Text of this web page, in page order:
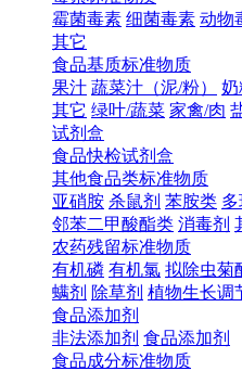
霉菌毒素 细菌毒素 动物
其它
食品基质标准物质
果汁 蔬菜汁（泥/粉） 奶
其它 绿叶/蔬菜 家禽/肉
试剂盒
食品快检试剂盒
其他食品类标准物质
亚硝胺 杀鼠剂 苯胺类
邻苯二甲酸酯类 消毒剂
农药残留标准物质
有机磷 有机氯 拟除虫菊
螨剂 除草剂 植物生长调
食品添加剂
非法添加剂 食品添加剂
食品成分标准物质